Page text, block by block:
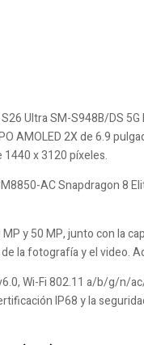
Ultra SM-S948B/DS
AMOLED 2X de 6.9
x 3120 píxeles.
AC Snapdragon 8
y 50 MP, junto con la
la fotografía y el video.
Wi-Fi 802.11 a/b/g/n/
IP68 y la